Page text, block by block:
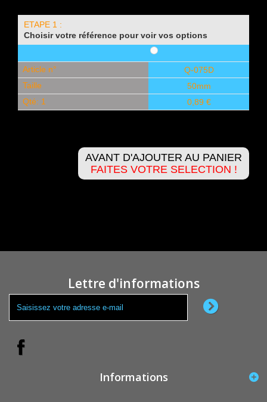
ETAPE 1 :
Choisir votre référence pour voir vos options
Article n°
Q-075D
Taille
50mm
Qté: 1
0,89 €
AVANT D'AJOUTER AU PANIER
FAITES VOTRE SELECTION !
Lettre d'informations
Informations